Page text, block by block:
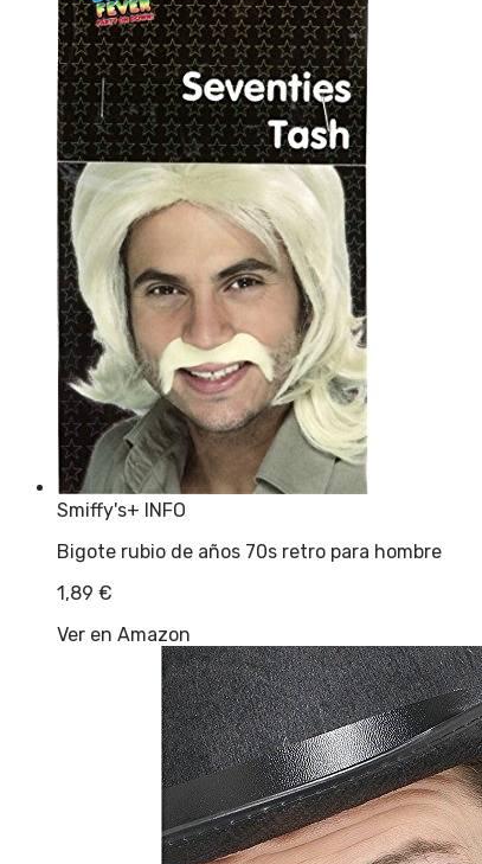
Smiffy's+ INFO
Bigote rubio de años 70s retro para hombre
1,89 €
Ver en Amazon